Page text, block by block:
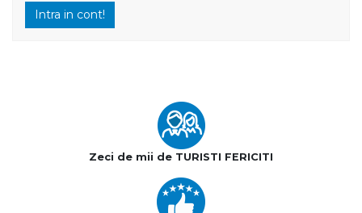
Intra in cont!
Zeci de mii de TURISTI FERICITI